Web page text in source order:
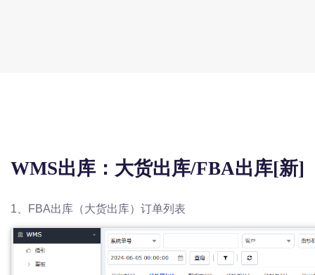
WMS出库：大货出库/FBA出库[新]
1、FBA出库（大货出库）订单列表